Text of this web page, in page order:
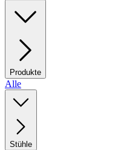
Produkte
Alle
Stühle